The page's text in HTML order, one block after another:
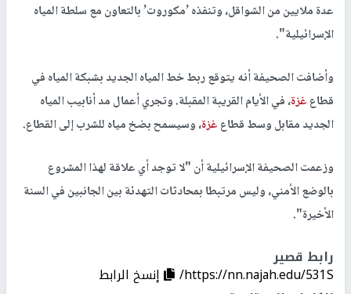
عدة ملايين من الشواقل، وتنفذه ’مكوروت’ بالتعاون مع سلطة المياه
الإسرائيلية".
وأضافت الصحيفة أنه يتوقع ربط خط المياه الجديد بشبكة المياه في
قطاعغزة، في الأيام القريبة المقبلة. وتجري أعمال مد أنابيب المياه
الجديد مقابل وسط قطاعغزة، وسيسمح بضخ مياه للشرب إلى القطاع.
وزعمت الصحيفة الإسرائيلية أن "لا توجد أي علاقة لهذا المشروع
بالوضع الأمني، وليس مرتبطا بمحادثات التهدئة بين الجانبين في السنة
الأخيرة".
رابط قصير
https://nn.najah.edu/531S/
إنسخ الرابط